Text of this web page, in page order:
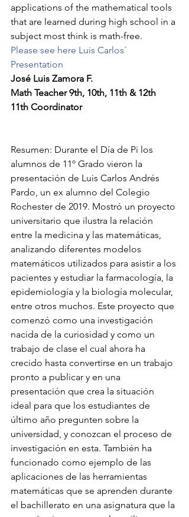
applications of the mathematical tools
that are learned during high school in a
subject most think is math-free.
Please see here Luis Carlos´
Presentation
José Luis Zamora F.
Math Teacher 9th, 10th, 11th & 12th
11th Coordinator
Resumen: Durante el Día de Pi los
alumnos de 11º Grado vieron la
presentación de Luis Carlos Andrés
Pardo, un ex alumno del Colegio
Rochester de 2019. Mostró un proyecto
universitario que ilustra la relación
entre la medicina y las matemáticas,
analizando diferentes modelos
matemáticos utilizados para asistir a los
pacientes y estudiar la farmacología, la
epidemiología y la biología molecular,
entre otros muchos. Este proyecto que
comenzó como una investigación
nacida de la curiosidad y como un
trabajo de clase el cual ahora ha
crecido hasta convertirse en un trabajo
pronto a publicar y en una
presentación que crea la situación
ideal para que los estudiantes de
último año pregunten sobre la
universidad, y conozcan el proceso de
investigación en esta. También ha
funcionado como ejemplo de las
aplicaciones de las herramientas
matemáticas que se aprenden durante
el bachillerato en una asignatura que la